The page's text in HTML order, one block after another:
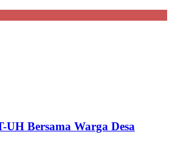
Bersama Warga Desa